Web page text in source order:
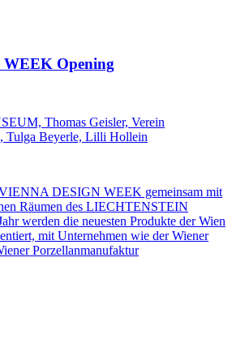
Opening
Thomas Geisler, Verein
Tulga Beyerle, Lilli Hollein
DESIGN WEEK gemeinsam mit
Räumen des LIECHTENSTEIN
werden die neuesten Produkte der Wien
mit Unternehmen wie der Wiener
Porzellanmanufaktur